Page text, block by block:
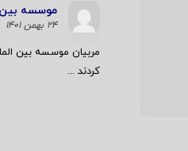
موسسه بین
۲۴ بهمن ۱۴۰۱
مربیان موسسه بین
کردند ...